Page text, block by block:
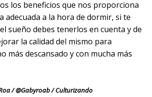
los beneficios que nos proporciona
adecuada a la hora de dormir, si te
sueño debes tenerlos en cuenta y de
la calidad del mismo para
más descansado y con mucha más
/ @Gabyroab / Culturizando